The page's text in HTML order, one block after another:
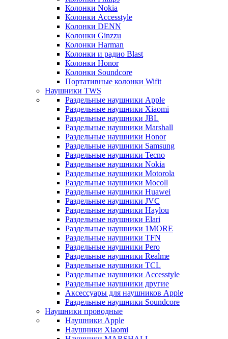
Колонки Nokia
Колонки Accesstyle
Колонки DENN
Колонки Ginzzu
Колонки Harman
Колонки и радио Blast
Колонки Honor
Колонки Soundcore
Портативные колонки Wifit
Наушники TWS
Раздельные наушники Apple
Раздельные наушники Xiaomi
Раздельные наушники JBL
Раздельные наушники Marshall
Раздельные наушники Honor
Раздельные наушники Samsung
Раздельные наушники Tecno
Раздельные наушники Nokia
Раздельные наушники Motorola
Раздельные наушники Mocoll
Раздельные наушники Huawei
Раздельные наушники JVC
Раздельные наушники Haylou
Раздельные наушники Elari
Раздельные наушники 1MORE
Раздельные наушники TFN
Раздельные наушники Pero
Раздельные наушники Realme
Раздельные наушники TCL
Раздельные наушники Accesstyle
Раздельные наушники другие
Аксессуары для наушников Apple
Раздельные наушники Soundcore
Наушники проводные
Наушники Apple
Наушники Xiaomi